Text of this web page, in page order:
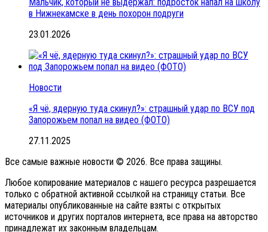
в Нижнекамске в день похорон подруги
23.01.2026
Новости
«Я чё, ядерную туда скинул?»: страшный удар по ВСУ под
Запорожьем попал на видео (ФОТО)
27.11.2025
Все самые важные новости © 2026. Все права защины.
Любое копирование материалов с нашего ресурса разрешается
только с обратной активной ссылкой на страницу статьи. Все
материалы опубликованные на сайте взяты с открытых
источников и других порталов интернета, все права на авторство
принадлежат их законным владельцам.